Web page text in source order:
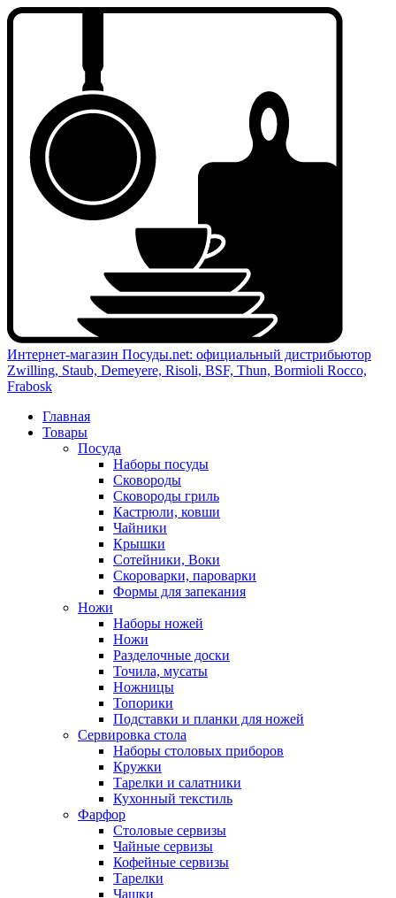
Интернет-магазин Посуды.net: официальный дистрибьютор
Zwilling, Staub, Demeyere, Risoli, BSF, Thun, Bormioli Rocco,
Frabosk
Главная
Товары
Посуда
Наборы посуды
Сковороды
Сковороды гриль
Кастрюли, ковши
Чайники
Крышки
Сотейники, Воки
Скороварки, пароварки
Формы для запекания
Ножи
Наборы ножей
Ножи
Разделочные доски
Точила, мусаты
Ножницы
Топорики
Подставки и планки для ножей
Сервировка стола
Наборы столовых приборов
Кружки
Тарелки и салатники
Кухонный текстиль
Фарфор
Столовые сервизы
Чайные сервизы
Кофейные сервизы
Тарелки
Чашки